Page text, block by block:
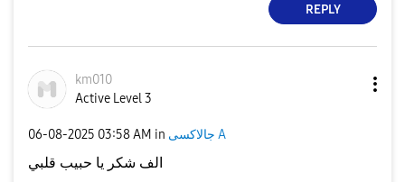
REPLY
km010
Active Level 3
‎06-08-2025 03:58 AM in جالاكسى A
الف شكر يا حبيب قلبي